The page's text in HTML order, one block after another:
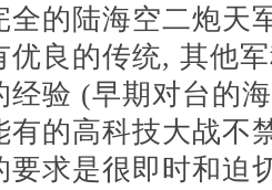
全的陆海空二炮天
优良的传统, 其他
经验 (早期对台的
有的高科技大战不
要求是很即时和迫